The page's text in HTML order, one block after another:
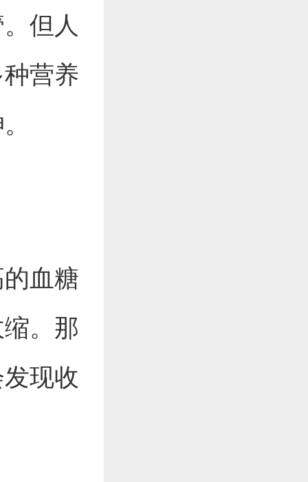
但人
营养
血糖
。那
现收